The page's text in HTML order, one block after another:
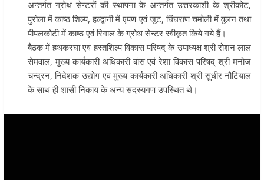
अन्तर्गत ग्रोथ सेन्टरों की स्थापना के अन्तर्गत उत्तरकाशी के श्रीकोट,
पुरोला में काष्ठ शिल्प, हल्द्वानी में एपण एवं जूट, घिंघराण चमोली में वूलन तथा
पीपलकोटी में काष्ठ एवं रिगाल के ग्रोथ सेन्टर स्वीकृत किये गये हैं।
बैठक में हथकरघा एवं हस्तशिल्प विकास परिषद् के उपाध्यक्ष श्री रोशन लाल
सेमवाल, मुख्य कार्यकारी अधिकारी बांस एवं रेशा विकास परिषद् श्री मनोज
चन्द्रन, निदेशक उद्योग एवं मुख्य कार्यकारी अधिकारी श्री सुधीर नौटियाल
के साथ ही शासी निकाय के अन्य सदस्यगण उपस्थित थे।